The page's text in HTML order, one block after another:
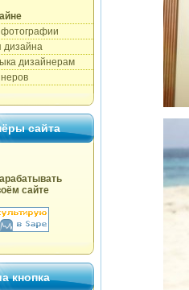
дизайнерам
сайта
сайте
кнопка